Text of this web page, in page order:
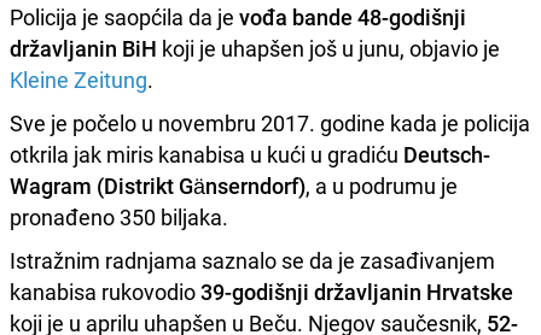
Policija je saopćila da je vođa bande 48-godišnji
državljanin BiH koji je uhapšen još u junu, objavio je
Kleine Zeitung.
Sve je počelo u novembru 2017. godine kada je policija
otkrila jak miris kanabisa u kući u gradiću Deutsch-
Wagram (Distrikt Gänserndorf), a u podrumu je
pronađeno 350 biljaka.
Istražnim radnjama saznalo se da je zasađivanjem
kanabisa rukovodio39-godišnji državljanin Hrvatske
koji je u aprilu uhapšen u Beču. Njegov saučesnik, 52-